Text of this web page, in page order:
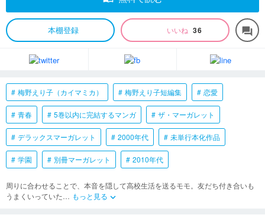
本棚登録 いいね 36 forum
梅野えり子（カイマミカ） 梅野えり子短編集 恋愛
青春 5巻以内に完結するマンガ ザ・マーガレット
デラックスマーガレット 2000年代 未単行本化作品
学園 別冊マーガレット 2010年代
周りに合わせることで、本音を隠して高校生活を送るモモ。友だち付き合いも
うまくいっていた… もっと見る keyboard_arrow_down